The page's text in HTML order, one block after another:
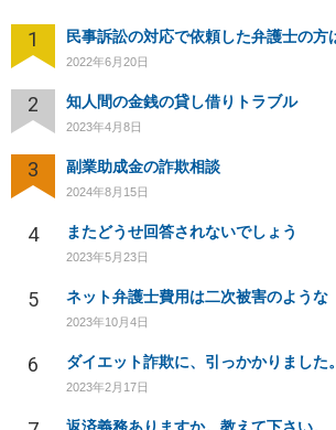
1
2022年6月20日
2 知人間の金銭の貸し借りトラブル
2023年4月8日
3 副業助成金の詐欺相談
2024年8月15日
4 またどうせ回答されないでしょう
2023年5月23日
5 ネット弁護士費用は二次被害のような
2023年10月4日
6 ダイエット詐欺に、引っかかりました。
2023年2月17日